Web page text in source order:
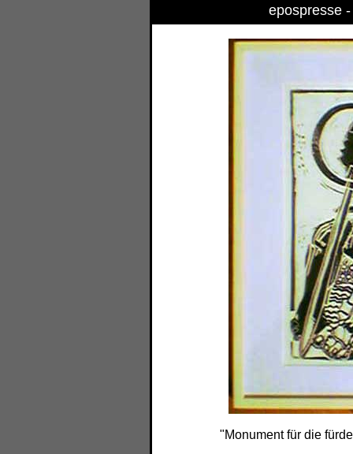
epospresse
"Monument für die